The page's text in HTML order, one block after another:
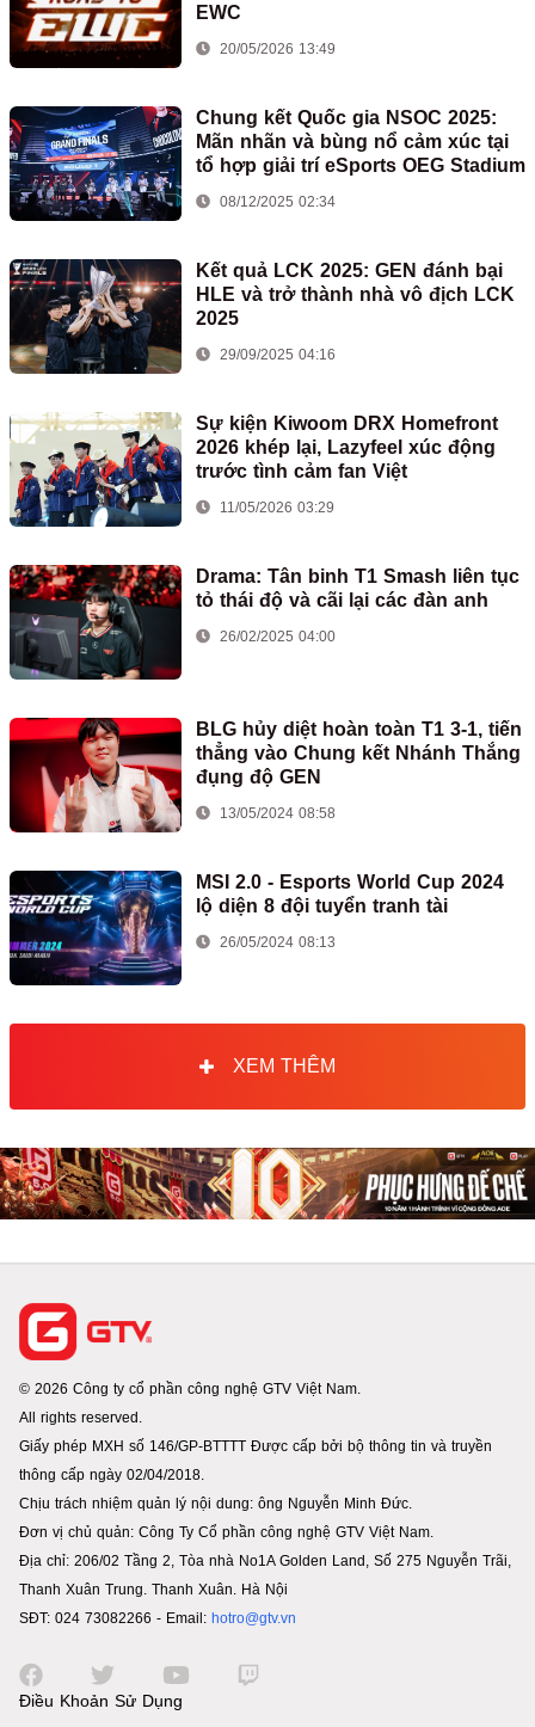
EWC
20/05/2026 13:49
Chung kết Quốc gia NSOC 2025:
Mãn nhãn và bùng nổ cảm xúc tại
tổ hợp giải trí eSports OEG Stadium
08/12/2025 02:34
Kết quả LCK 2025: GEN đánh bại
HLE và trở thành nhà vô địch LCK
2025
29/09/2025 04:16
Sự kiện Kiwoom DRX Homefront
2026 khép lại, Lazyfeel xúc động
trước tình cảm fan Việt
11/05/2026 03:29
Drama: Tân binh T1 Smash liên tục
tỏ thái độ và cãi lại các đàn anh
26/02/2025 04:00
BLG hủy diệt hoàn toàn T1 3-1, tiến
thẳng vào Chung kết Nhánh Thắng
đụng độ GEN
13/05/2024 08:58
MSI 2.0 - Esports World Cup 2024
lộ diện 8 đội tuyển tranh tài
26/05/2024 08:13
XEM THÊM
© 2026 Công ty cổ phần công nghệ GTV Việt Nam.
All rights reserved.
Giấy phép MXH số 146/GP-BTTTT Được cấp bởi bộ thông tin và truyền
thông cấp ngày 02/04/2018.
Chịu trách nhiệm quản lý nội dung: ông Nguyễn Minh Đức.
Đơn vị chủ quản: Công Ty Cổ phần công nghệ GTV Việt Nam.
Địa chỉ: 206/02 Tầng 2, Tòa nhà No1A Golden Land, Số 275 Nguyễn Trãi,
Thanh Xuân Trung. Thanh Xuân. Hà Nội
SĐT: 024 73082266 - Email: hotro@gtv.vn
Điều Khoản Sử Dụng